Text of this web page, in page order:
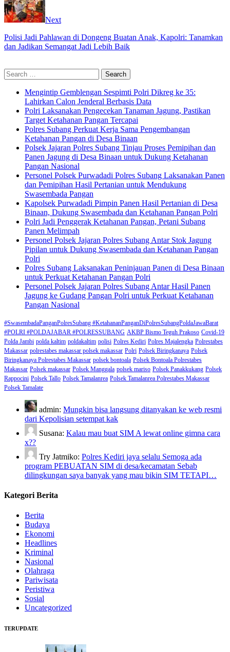
Next
Polisi Jadi Pahlawan di Dongeng Buatan Anak, Kapolri: Tanamkan
dan Jadikan Semangat Jadi Lebih Baik
Search
for:
Mengintip Gemblengan Sespimti Polri Dikreg ke 35:
Lahirkan Calon Jenderal Berbasis Data
Polri Laksanakan Pengecekan Tanaman Jagung, Pastikan
Target Ketahanan Pangan Tercapai
Polres Subang Perkuat Kerja Sama Pengembangan
Ketahanan Pangan di Desa Binaan
Polsek Jajaran Polres Subang Tinjau Proses Pemipihan dan
Panen Jagung di Desa Binaan untuk Dukung Ketahanan
Pangan Nasional
Personel Polsek Purwadadi Polres Subang Laksanakan Panen
dan Pemipihan Hasil Pertanian untuk Mendukung
Swasembada Pangan
Kapolsek Purwadadi Pimpin Panen Hasil Pertanian di Desa
Binaan, Dukung Swasembada dan Ketahanan Pangan Polri
Polri Jadi Penggerak Ketahanan Pangan, Petani Subang
Panen Melimpah
Personel Polsek Jajaran Polres Subang Antar Stok Jagung
Pipilan untuk Dukung Swasembada dan Ketahanan Pangan
Polri
Polres Subang Laksanakan Peninjauan Panen di Desa Binaan
untuk Perkuat Ketahanan Pangan Polri
Personel Polsek Jajaran Polres Subang Antar Hasil Panen
Jagung ke Gudang Pangan Polri untuk Perkuat Ketahanan
Pangan Nasional
#SwasembadaPanganPolresSubang #KetahananPanganDiPolresSubangPoldaJawaBarat
#POLRI #POLDAJABAR #POLRESSUBANG AKBP Bismo Teguh Prakoso Covid-19
Polda Jambi polda kaltim poldakaltim polisi Polres Kediri Polres Majalengka Polrestabes
Makassar polrestabes makassar polsek makassar Polri Polsek Biringkanaya Polsek
Biringkanaya Polrestabes Makassar polsek bontoala Polsek Bontoala Polrestabes
Makassar Polsek makassar Polsek Manggala polsek mariso Polsek Panakkukang Polsek
Rappocini Polsek Tallo Polsek Tamalanrea Polsek Tamalanrea Polrestabes Makassar
Polsek Tamalate
admin: Mungkin bisa langsung ditanyakan ke web resmi
dari Kepolisian setempat kak
Susana: Kalau mau buat SIM A lewat online gimna cara
x??
Try Jatmiko: Polres Kediri jaya selalu Semoga ada
program PEBUATAN SIM di desa/kecamatan Sebab
dilingkungan saya banyak yang mau bikin SIM TETAPI…
Kategori Berita
Berita
Budaya
Ekonomi
Headlines
Kriminal
Nasional
Olahraga
Pariwisata
Peristiwa
Sosial
Uncategorized
TERUPDATE